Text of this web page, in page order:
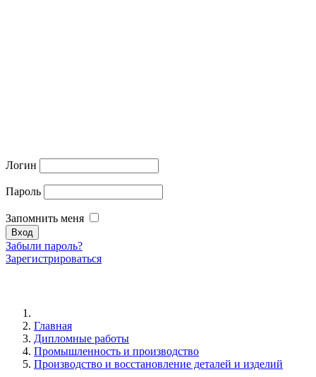
Логин
Пароль
Запомнить меня
Забыли пароль?
Зарегистрироваться
Главная
Дипломные работы
Промышленность и производство
Производство и восстановление деталей и изделий